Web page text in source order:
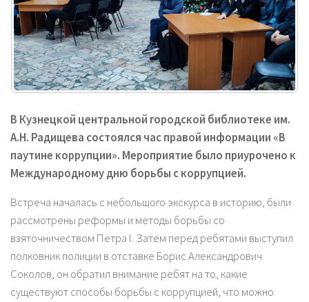
В Кузнецкой центральной городской библиотеке им.
А.Н. Радищева состоялся час правой информации «В
паутине коррупции». Мероприятие было приурочено к
Международному дню борьбы с коррупцией.
Встреча началась с небольшого экскурса в историю, были
рассмотрены реформы и методы борьбы со
взяточничеством Петра I. Затем перед ребятами выступил
полковник полиции в отставке Борис Александрович
Соколов, он обратил внимание ребят на то, какие
существуют способы борьбы с коррупцией, что можно